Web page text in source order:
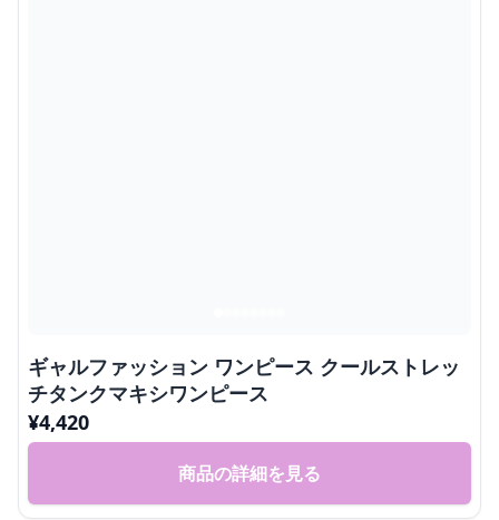
ギャルファッション ワンピース クールストレッ
チタンクマキシワンピース
¥4,420
商品の詳細を見る